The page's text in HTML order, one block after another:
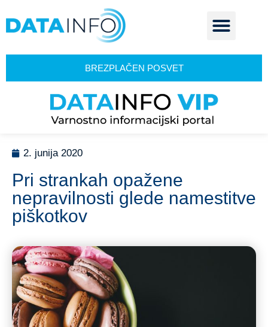
BREZPLAČEN POSVET
2. junija 2020
Pri strankah opažene
nepravilnosti glede namestitve
piškotkov